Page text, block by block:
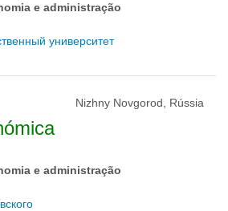
e administração
университет
Nizhny Novgorod, Rússia
e administração